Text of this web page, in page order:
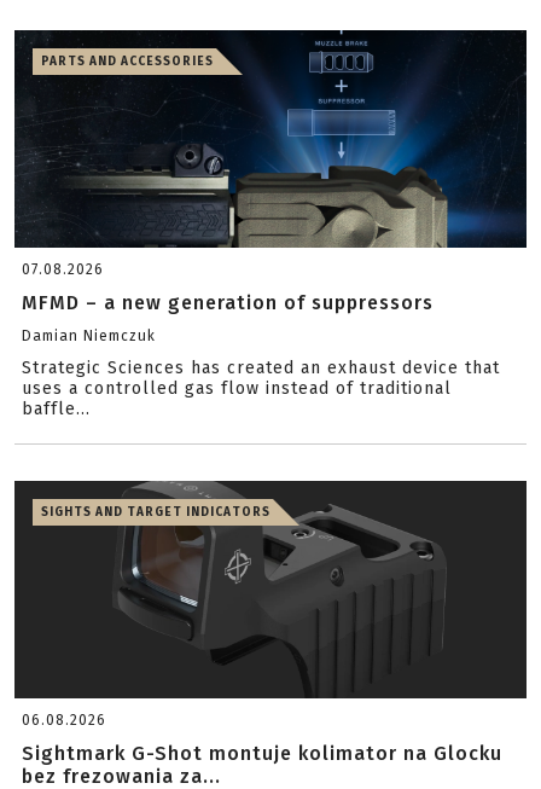
PARTS AND ACCESSORIES
07.08.2026
MFMD – a new generation of suppressors
Damian Niemczuk
Strategic Sciences has created an exhaust device that
uses a controlled gas flow instead of traditional
baffle...
SIGHTS AND TARGET INDICATORS
06.08.2026
Sightmark G-Shot montuje kolimator na Glocku
bez frezowania za...